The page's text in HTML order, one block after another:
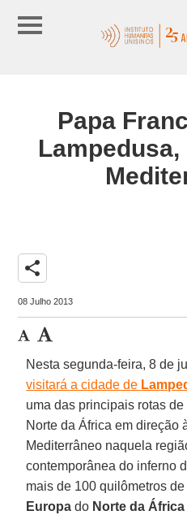
Papa
share
08 Julho 2013
Nesta segunda-feira, 8 de
visitará a cidade de
uma das principais rotas
Norte da África em direção
Mediterrâneo naquela
contemporânea do inferno
mais de 100 quilômetros
Europa do Norte da África